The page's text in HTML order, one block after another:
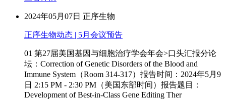
2024年05月07日 正序生物
正序生物动态 | 5月会议预告
01 第27届美国基因与细胞治疗学会年会>口头汇报分论
坛：Correction of Genetic Disorders of the Blood and
Immune System（Room 314-317）报告时间：2024年5月9
日 2:15 PM - 2:30 PM（美国东部时间）报告题目：
Development of Best-in-Class Gene Editing Ther